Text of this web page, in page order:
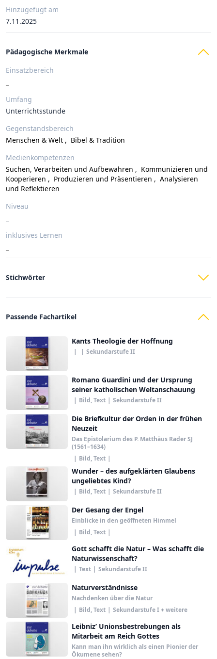
Hinzugefügt am
7.11.2025
Pädagogische Merkmale
Einsatzbereich
Umfang
Unterrichtsstunde
Gegenstandsbereich
Menschen & Welt , Bibel & Tradition
Medienkompetenzen
Suchen, Verarbeiten und Aufbewahren , Kommunizieren und
Kooperieren , Produzieren und Präsentieren , Analysieren
und Reflektieren
Niveau
inklusives Lernen
Stichwörter
Passende Fachartikel
Kants Theologie der Hoffnung
| | Sekundarstufe II
Romano Guardini und der Ursprung
seiner katholischen Weltanschauung
| Bild, Text | Sekundarstufe II
Die Briefkultur der Orden in der frühen
Neuzeit
Das Epistolarium des P. Matthäus Rader SJ
(1561–1634)
| Bild, Text |
Wunder – des aufgeklärten Glaubens
ungeliebtes Kind?
| Bild, Text | Sekundarstufe II
Der Gesang der Engel
Einblicke in den geöffneten Himmel
| Bild, Text |
Gott schafft die Natur – Was schafft die
Naturwissenschaft?
| Text | Sekundarstufe II
Naturverständnisse
Nachdenken über die Natur
| Bild, Text | Sekundarstufe I + weitere
Leibniz’ Unionsbestrebungen als
Mitarbeit am Reich Gottes
Kann man ihn wirklich als einen Pionier der
Ökumene sehen?